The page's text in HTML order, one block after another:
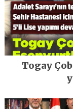
Togay